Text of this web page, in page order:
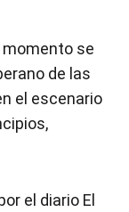
momento se
de las
el escenario
el diario El